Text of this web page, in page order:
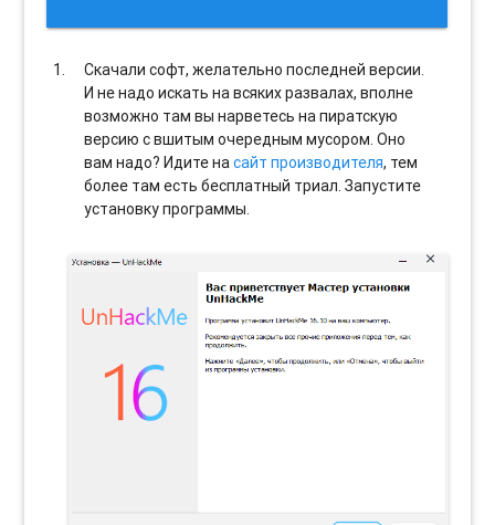
Скачали софт, желательно последней версии.
И не надо искать на всяких развалах, вполне
возможно там вы нарветесь на пиратскую
версию с вшитым очередным мусором. Оно
вам надо? Идите насайт производителя, тем
более там есть бесплатный триал. Запустите
установку программы.